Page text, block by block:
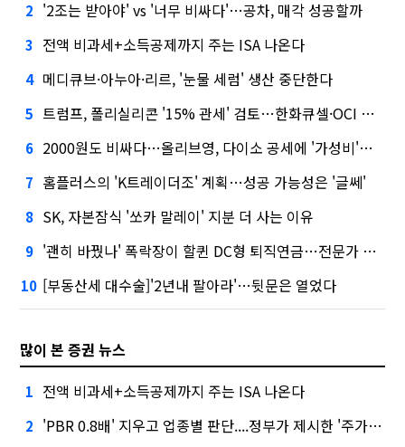
2 '2조는 받아야' vs '너무 비싸다'…공차, 매각 성공할까
3 전액 비과세+소득공제까지 주는 ISA 나온다
4 메디큐브·아누아·리르, '눈물 세럼' 생산 중단한다
5 트럼프, 폴리실리콘 '15% 관세' 검토…한화큐셀·OCI 영향은?
6 2000원도 비싸다…올리브영, 다이소 공세에 '가성비'로 맞불
7 홈플러스의 'K트레이더조' 계획…성공 가능성은 '글쎄'
8 SK, 자본잠식 '쏘카 말레이' 지분 더 사는 이유
9 '괜히 바꿨나' 폭락장이 할퀸 DC형 퇴직연금…전문가 조언은
10 [부동산세 대수술]'2년내 팔아라'…뒷문은 열었다
많이 본 증권 뉴스
1 전액 비과세+소득공제까지 주는 ISA 나온다
2 'PBR 0.8배' 지우고 업종별 판단....정부가 제시한 '주가 누르기' 방지법